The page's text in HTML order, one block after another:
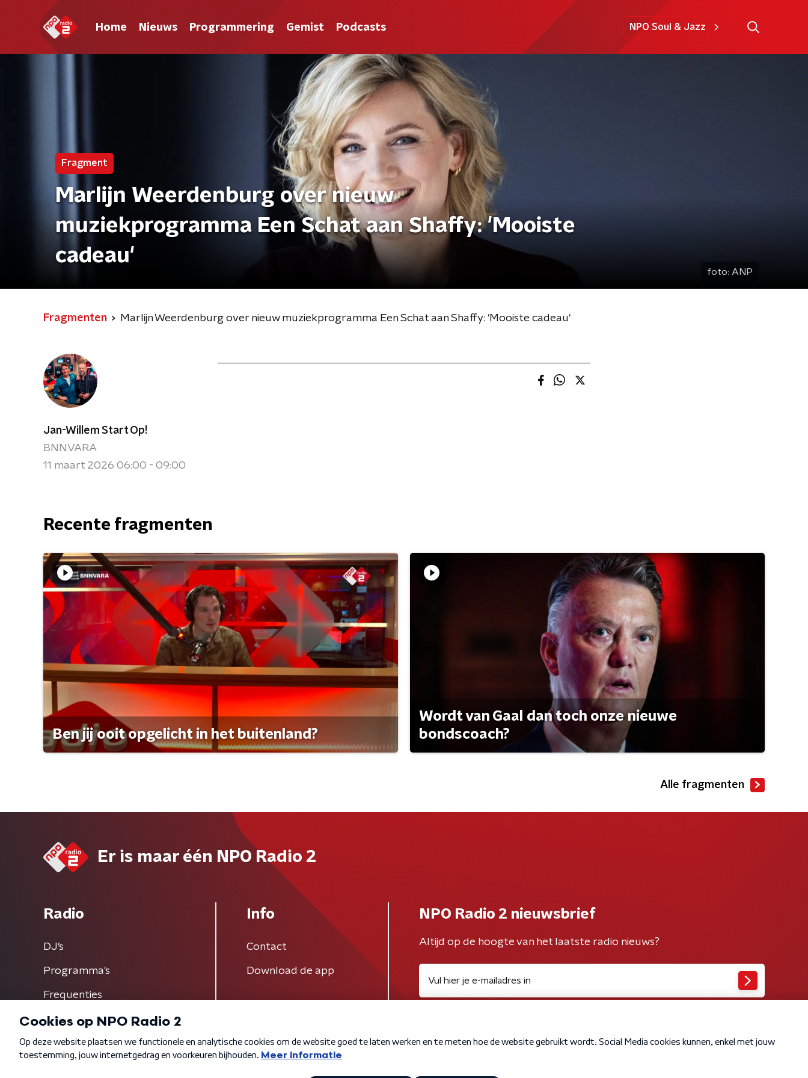
Home Nieuws Programmering Gemist Podcasts NPO Soul & Jazz
Fragment
Marlijn Weerdenburg over nieuw
muziekprogramma Een Schat aan Shaffy: 'Mooiste
cadeau'
foto: ANP
Fragmenten Marlijn Weerdenburg over nieuw muziekprogramma Een Schat aan Shaffy: 'Mooiste cadeau'
Jan-Willem Start Op!
BNNVARA
11 maart 2026 06:00 - 09:00
Recente fragmenten
Ben jij ooit opgelicht in het buitenland?
Wordt van Gaal dan toch onze nieuwe
bondscoach?
Alle fragmenten
Er is maar één NPO Radio 2
Radio
DJ’s
Programma's
Frequenties
Info
Contact
Download de app
NPO Radio 2 nieuwsbrief
Altijd op de hoogte van het laatste radio nieuws?
Algemene voorwaarden Privacybeleid